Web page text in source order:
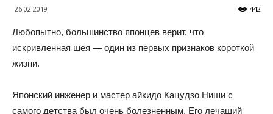
26.02.2019 442
Любопытно, большинство японцев верит, что
искривленная шея — один из первых признаков короткой
жизни.
Японский инженер и мастер айкидо Кацудзо Ниши с
самого детства был очень болезненным. Его лечащий